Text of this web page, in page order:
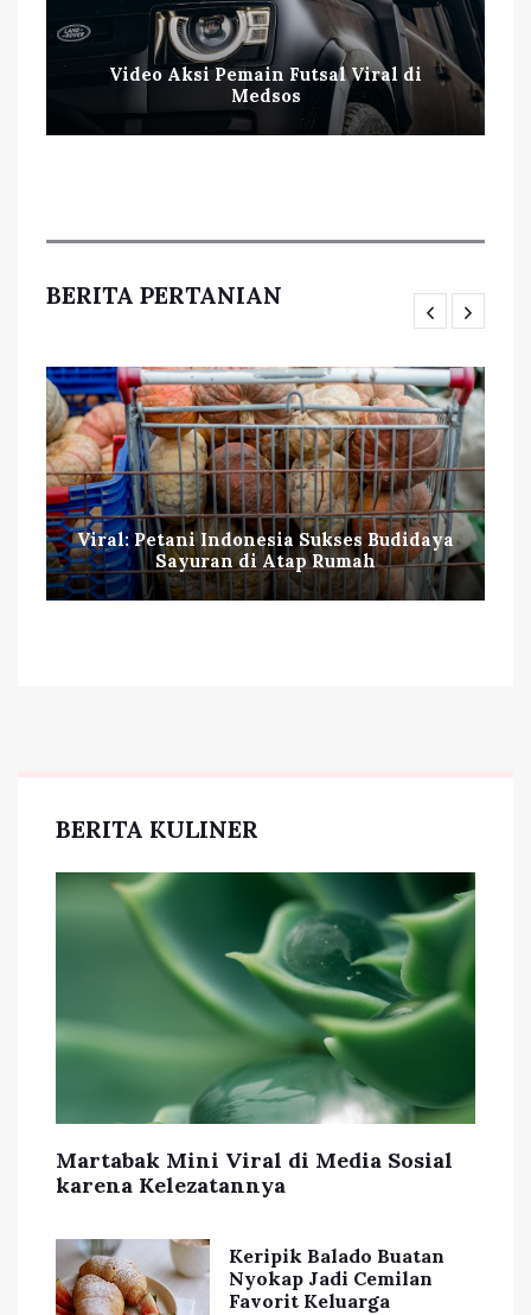
Video Aksi Pemain Futsal Viral di
Medsos
BERITA PERTANIAN
Viral: Petani Indonesia Sukses Budidaya
Sayuran di Atap Rumah
BERITA KULINER
Martabak Mini Viral di Media Sosial
karena Kelezatannya
Keripik Balado Buatan
Nyokap Jadi Cemilan
Favorit Keluarga